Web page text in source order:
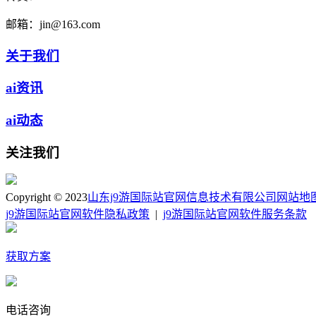
邮箱： jin@163.com
关于我们
ai资讯
ai动态
关注我们
Copyright © 2023山东j9游国际站官网信息技术有限公司 网站地
j9游国际站官网软件隐私政策
j9游国际站官网软件服务条款
获取方案
电话咨询